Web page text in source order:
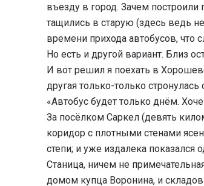
въезду в город. Зачем
тащились в старую (здесь ведь
времени прихода автобусов, что
Но есть и другой вариант. Близ
И вот решил я поехать в
другая только-только
«Автобус будет только днём.
За посёлком Саркел (девять
коридор с плотными стенами
степи; и уже издалека
Станица, ничем не
домом купца Воронина, и